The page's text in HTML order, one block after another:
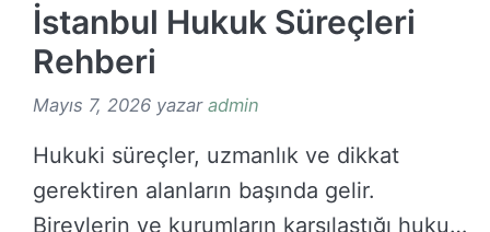
İstanbul Hukuk Süreçleri
Rehberi
Mayıs 7, 2026 yazar admin
Hukuki süreçler, uzmanlık ve dikkat
gerektiren alanların başında gelir.
Bireylerin ve kurumların karşılaştığı hukuki